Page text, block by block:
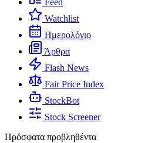
Feed
Watchlist
Ημερολόγιο
Άρθρα
Flash News
Fair Price Index
StockBot
Stock Screener
Πρόσφατα προβληθέντα